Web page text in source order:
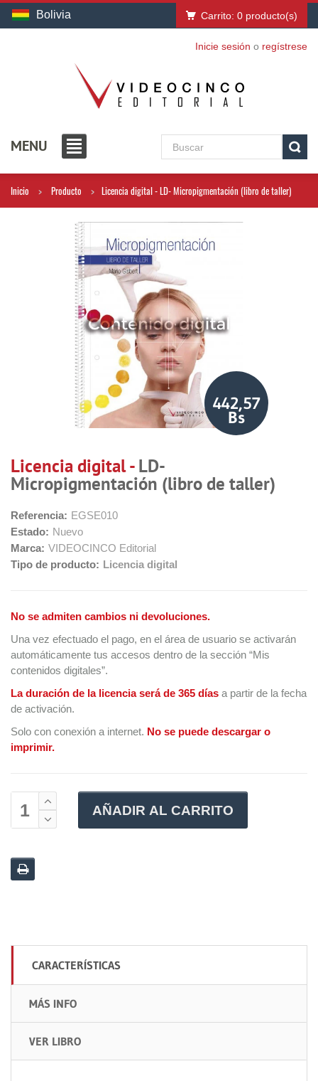
Bolivia Carrito: 0 producto(s)
Inicie sesión o regístrese
MENU
Inicio Producto Licencia digital - LD- Micropigmentación (libro de taller)
442,57
Bs
Licencia digital -LD-
Micropigmentación (libro de taller)
Referencia: EGSE010
Estado: Nuevo
Marca: VIDEOCINCO Editorial
Tipo de producto: Licencia digital
No se admiten cambios ni devoluciones.
Una vez efectuado el pago, en el área de usuario se activarán
automáticamente tus accesos dentro de la sección “Mis
contenidos digitales”.
La duración de la licencia será de 365 días a partir de la fecha
de activación.
Solo con conexión a internet. No se puede descargar o
imprimir.
AÑADIR AL CARRITO
CARACTERÍSTICAS
MÁS INFO
VER LIBRO